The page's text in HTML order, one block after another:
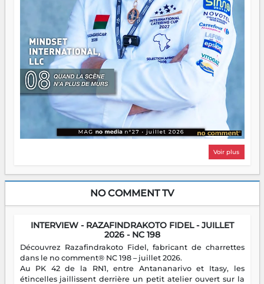
Voir plus
NO COMMENT TV
INTERVIEW - RAZAFINDRAKOTO FIDEL - JUILLET
2026 - NC 198
Découvrez Razafindrakoto Fidel, fabricant de charrettes
dans le no comment® NC 198 – juillet 2026.
Au PK 42 de la RN1, entre Antananarivo et Itasy, les
étincelles jaillissent derrière un petit atelier ouvert sur la